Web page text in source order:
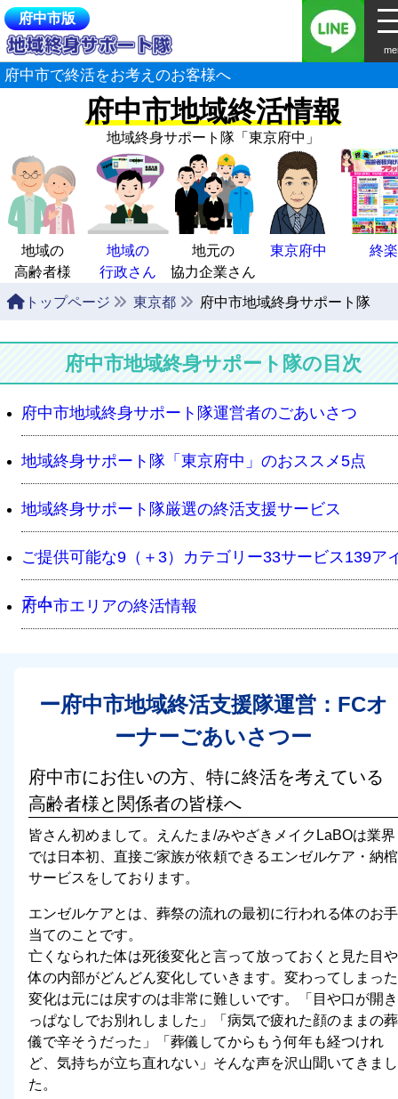
府中市版
府中市で終活をお考えのお客様へ
府中市地域終活情報
地域終身サポート隊 「東京府中」
地域の
高齢者様
地域の
行政さん
地元の
協力企業さん
東京府中 終楽
トップページ 東京都 府中市地域終身サポート隊
府中市地域終身サポート隊の目次
府中市地域終身サポート隊運営者のごあいさつ
地域終身サポート隊「東京府中」のおススメ5点
地域終身サポート隊厳選の終活支援サービス
ご提供可能な9（＋3）カテゴリー33サービス139ア
テム
府中市エリアの終活情報
ー府中市地域終活支援隊運営：FCオ
ーナーごあいさつー
府中市にお住いの方、特に終活を考えている
高齢者様と関係者の皆様へ
皆さん初めまして。えんたま/みやざきメイクLaBOは業界
では日本初、直接ご家族が依頼できるエンゼルケア・納棺
サービスをしております。
エンゼルケアとは、葬祭の流れの最初に行われる体のお手
当てのことです。
亡くなられた体は死後変化と言って放っておくと見た目や
体の内部がどんどん変化していきます。変わってしまった
変化は元には戻すのは非常に難しいです。
「目や口が開き
っぱなしでお別れしました」「病気で疲れた顔のままの葬
儀で辛そうだった」「葬儀してからもう何年も経つけれ
ど、気持ちが立ち直れない」 そんな声を沢山聞いてきまし
た。